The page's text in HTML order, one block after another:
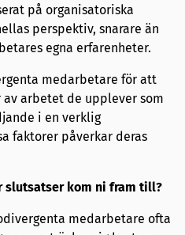
på organisatoriska
perspektiv, snarare än
egna erfarenheter.
medarbetare för att
arbetet de upplever som
i en verklig
faktorer påverkar deras
slutsatser kom ni fram till?
medarbetare ofta